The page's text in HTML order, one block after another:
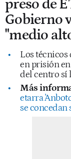
preso de
Gobierno
"medio
Los técnicos
en prisión
del centro sí
Más
etarra
se